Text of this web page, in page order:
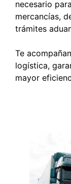
necesario
mercancías,
trámites
Te
logística,
mayor